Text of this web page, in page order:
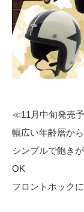
≪11月中旬発売
幅広い年齢層か
シンプルで飽き
OK
フロントホック